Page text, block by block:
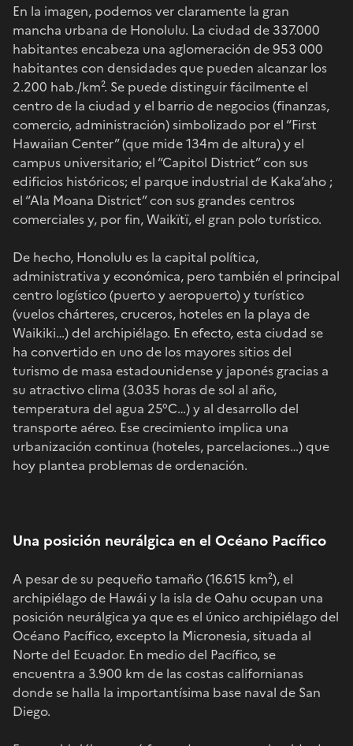
En la imagen, podemos ver claramente la gran
mancha urbana de Honolulu. La ciudad de 337.000
habitantes encabeza una aglomeración de 953 000
habitantes con densidades que pueden alcanzar los
2.200 hab./km². Se puede distinguir fácilmente el
centro de la ciudad y el barrio de negocios (finanzas,
comercio, administración) simbolizado por el “First
Hawaiian Center” (que mide 134m de altura) y el
campus universitario; el “Capitol District” con sus
edificios históricos; el parque industrial de Kaka’aho ;
el “Ala Moana District” con sus grandes centros
comerciales y, por fin, Waikïtï, el gran polo turístico.
De hecho, Honolulu es la capital política,
administrativa y económica, pero también el principal
centro logístico (puerto y aeropuerto) y turístico
(vuelos chárteres, cruceros, hoteles en la playa de
Waikiki…) del archipiélago. En efecto, esta ciudad se
ha convertido en uno de los mayores sitios del
turismo de masa estadounidense y japonés gracias a
su atractivo clima (3.035 horas de sol al año,
temperatura del agua 25°C…) y al desarrollo del
transporte aéreo. Ese crecimiento implica una
urbanización continua (hoteles, parcelaciones…) que
hoy plantea problemas de ordenación.
Una posición neurálgica en el Océano Pacífico
A pesar de su pequeño tamaño (16.615 km²), el
archipiélago de Hawái y la isla de Oahu ocupan una
posición neurálgica ya que es el único archipiélago del
Océano Pacífico, excepto la Micronesia, situada al
Norte del Ecuador. En medio del Pacífico, se
encuentra a 3.900 km de las costas californianas
donde se halla la importantísima base naval de San
Diego.